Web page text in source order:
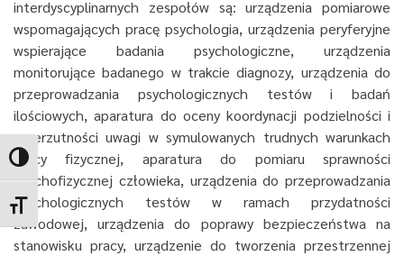
Toggle High Contrast
Toggle Font size
interdyscyplinarnych zespołów są: urządzenia pomiarowe
wspomagających pracę psychologia, urządzenia peryferyjne
wspierające badania psychologiczne, urządzenia
monitorujące badanego w trakcie diagnozy, urządzenia do
przeprowadzania psychologicznych testów i badań
ilościowych,aparatura do oceny koordynacji podzielności i
przerzutności uwagi w symulowanych trudnych warunkach
pracy fizycznej, aparatura do pomiaru sprawności
psychofizycznej człowieka, urządzenia do przeprowadzania
psychologicznych testów w ramach przydatności
zawodowej, urządzenia do poprawy bezpieczeństwa na
stanowisku pracy, urządzenie do tworzenia przestrzennej